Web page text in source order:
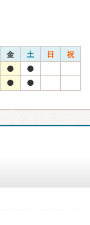
金 土 日 祝